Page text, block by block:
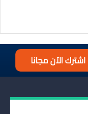
اشترك الآن مجانا